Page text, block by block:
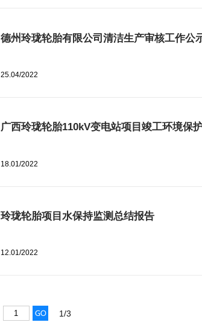
德州玲珑轮胎有限公司清洁生产审核工作公
25.04/2022
广西玲珑轮胎110kV变电站项目竣工环境保
18.01/2022
玲珑轮胎项目水保持监测总结报告
12.01/2022
1/3